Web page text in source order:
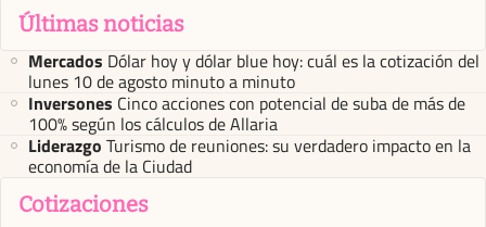
Últimas noticias
Mercados Dólar hoy y dólar blue hoy: cuál es la cotización del
lunes 10 de agosto minuto a minuto
Inversones Cinco acciones con potencial de suba de más de
100% según los cálculos de Allaria
Liderazgo Turismo de reuniones: su verdadero impacto en la
economía de la Ciudad
Cotizaciones